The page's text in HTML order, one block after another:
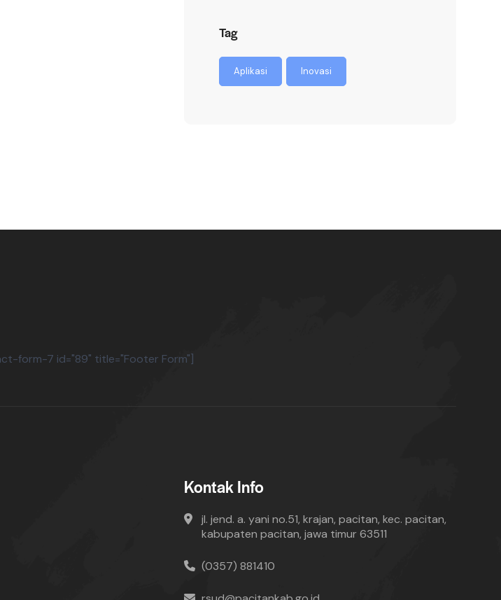
Tag
Aplikasi Inovasi
form-7 id="89" title="Footer Form"]
Kontak Info
jl. jend. a. yani no.51, krajan, pacitan, kec. pacitan,
kabupaten pacitan, jawa timur 63511
(0357) 881410